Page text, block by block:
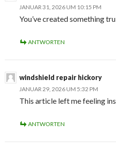
JANUAR 31, 2026 UM 10:15 PM
You’ve created something
ANTWORTEN
windshield repair hickory
JANUAR 29, 2026 UM 5:32 PM
This article left me feeling
ANTWORTEN